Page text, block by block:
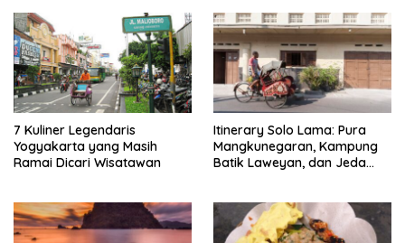
7 Kuliner Legendaris
Yogyakarta yang Masih
Ramai Dicari Wisatawan
Itinerary Solo Lama: Pura
Mangkunegaran, Kampung
Batik Laweyan, dan Jeda